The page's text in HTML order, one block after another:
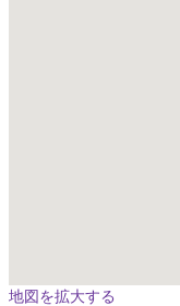
地図を拡大する